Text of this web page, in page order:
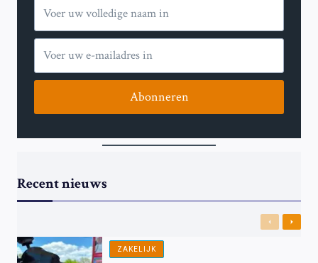
Abonneren
Recent nieuws
Previous
Next
ZAKELIJK